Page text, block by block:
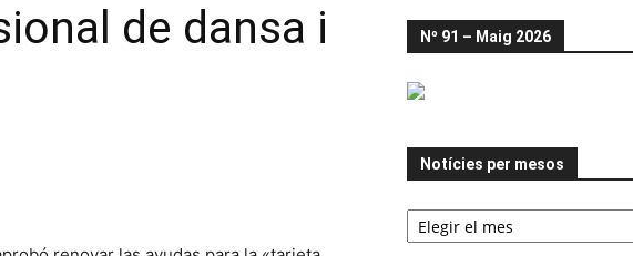
de dansa i
Nº 91 – Maig 2026
Notícies per mesos
Notícies
per